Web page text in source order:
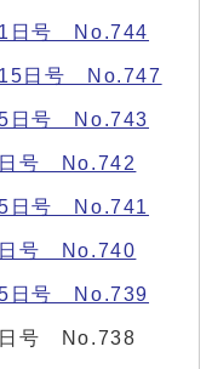
日号 No.744
日号 No.747
日号 No.743
号 No.742
日号 No.741
号 No.740
日号 No.739
号 No.738